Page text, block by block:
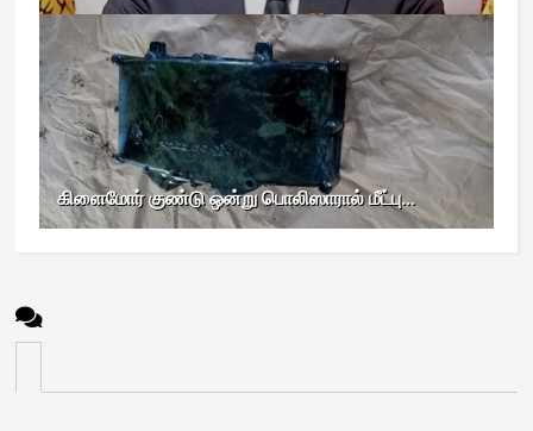
கிளைமோர் குண்டு ஒன்று பொலிஸாரால் மீட்பு...